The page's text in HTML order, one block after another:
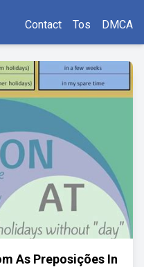
Contact Tos DMCA
As Preposições In